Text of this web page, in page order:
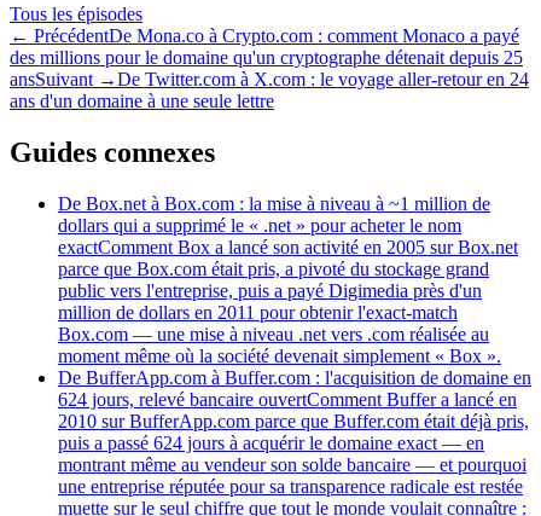
Tous les épisodes
← PrécédentDe Mona.co à Crypto.com : comment Monaco a payé
des millions pour le domaine qu'un cryptographe détenait depuis 25
ansSuivant →De Twitter.com à X.com : le voyage aller-retour en 24
ans d'un domaine à une seule lettre
Guides connexes
De Box.net à Box.com : la mise à niveau à ~1 million de
dollars qui a supprimé le « .net » pour acheter le nom
exactComment Box a lancé son activité en 2005 sur Box.net
parce que Box.com était pris, a pivoté du stockage grand
public vers l'entreprise, puis a payé Digimedia près d'un
million de dollars en 2011 pour obtenir l'exact-match
Box.com — une mise à niveau .net vers .com réalisée au
moment même où la société devenait simplement « Box ».
De BufferApp.com à Buffer.com : l'acquisition de domaine en
624 jours, relevé bancaire ouvertComment Buffer a lancé en
2010 sur BufferApp.com parce que Buffer.com était déjà pris,
puis a passé 624 jours à acquérir le domaine exact — en
montrant même au vendeur son solde bancaire — et pourquoi
une entreprise réputée pour sa transparence radicale est restée
muette sur le seul chiffre que tout le monde voulait connaître :